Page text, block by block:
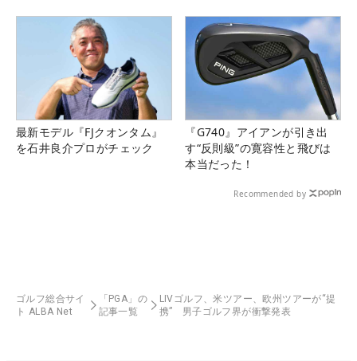
最新モデル『FJクオンタム』
を石井良介プロがチェック
『G740』アイアンが引き出
す“反則級”の寛容性と飛びは
本当だった！
Recommended by
ゴルフ総合サイ
ト ALBA Net
「PGA」の
記事一覧
LIVゴルフ、米ツアー、欧州ツアーが“提
携” 男子ゴルフ界が衝撃発表